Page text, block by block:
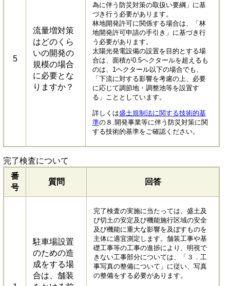
5
流量増対策
はどのくら
いの開発の
規模の場合
に必要とな
りますか？
為に伴う防災対策の取扱い要綱」に基
づき行う必要があります。
林地開発許可に関係する場合は、「林
地開発許可申請の手引き」に基づき行
う必要があります。
太陽光発電設備の設置を目的とする場
合は、面積が0.5ヘクタールを超えるも
のは、1ヘクタール以下の場合でも、
「下流に対する影響を考慮の上、必要
に応じて調節地・調整池等を設置す
る」こととしています。
詳しくは盛土規制法に関する技術的基
準の８.開発事業等に伴う防災対策に関
する技術的基準をご確認ください。
完了検査について
番
号
質問 回答
駐車場設置
のための造
成をする場
合は、舗装
完了検査の実施に当たっては、盛土及
び切土の安定及び機能施行区域の安全
及び機能に重大な影響を及ぼすものを
主体に適宜測定します。舗装工事や​基
礎工事等の工事の進捗により、明視で
きない工事部分については、「３．工
事写真の整備について」に従い、写真
の整備をする必要があります。